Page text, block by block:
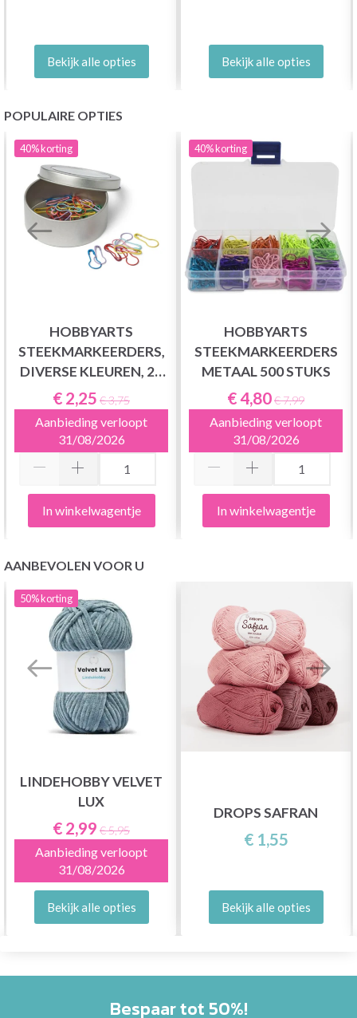
Bekijk alle opties Bekijk alle opties
POPULAIRE OPTIES
40%korting
HOBBYARTS
STEEKMARKEERDERS,
DIVERSE KLEUREN, 25
ST.
€ 2,25 € 3,75
Aanbieding verloopt
31/08/2026
In winkelwagentje
40%korting
HOBBYARTS
STEEKMARKEERDERS
METAAL 500 STUKS
€ 4,80€ 7,99
Aanbieding verloopt
31/08/2026
In winkelwagentje
AANBEVOLEN VOOR U
50%korting
LINDEHOBBY VELVET
LUX
€ 2,99 € 5,95
Aanbieding verloopt
31/08/2026
Bekijk alle opties
DROPS SAFRAN
€ 1,55
Bekijk alle opties
Bespaar tot 50%!